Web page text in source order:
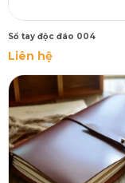
Sổ tay độc đáo 004
Liên hệ